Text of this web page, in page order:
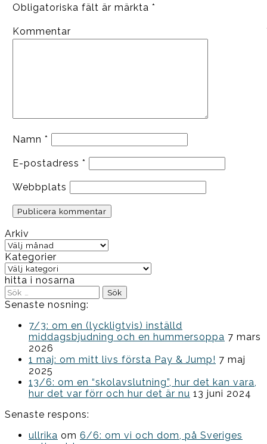
Obligatoriska fält är märkta *
Kommentar
Namn *
E-postadress *
Webbplats
Arkiv
Arkiv
Kategorier
Kategorier
hitta i nosarna
Sök
efter:
Senaste nosning:
7/3: om en (lyckligtvis) inställd
middagsbjudning och en hummersoppa 7 mars
2026
1 maj: om mitt livs första Pay & Jump! 7 maj
2025
13/6: om en “skolavslutning”, hur det kan vara,
hur det var förr och hur det är nu 13 juni 2024
Senaste respons:
ullrika om 6/6: om vi och dom, på Sveriges